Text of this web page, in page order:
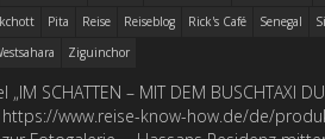
Pita Reise Reiseblog Rick's Café Senegal
Ziguinchor
SCHATTEN – MIT DEM BUSCHTAXI
https://www.reise-know-how.de/de/